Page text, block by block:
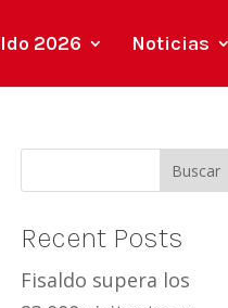
2026 Noticias
Buscar
Recent Posts
Fisaldo supera los